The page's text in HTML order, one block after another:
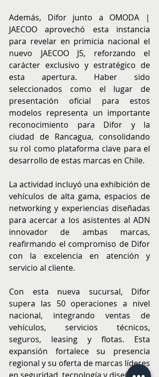
Además, Difor junto a OMODA |
JAECOO aprovechó esta instancia
para revelar en primicia nacional el
nuevo JAECOO J5, reforzando el
carácter exclusivo y estratégico de
esta apertura. Haber sido
seleccionados como el lugar de
presentación oficial para estos
modelos representa un importante
reconocimiento para Difor y la
ciudad de Rancagua, consolidando
su rol como plataforma clave para el
desarrollo de estas marcas en Chile.
La actividad incluyó una exhibición de
vehículos de alta gama, espacios de
networking y experiencias diseñadas
para acercar a los asistentes al ADN
innovador de ambas marcas,
reafirmando el compromiso de Difor
con la excelencia en atención y
servicio al cliente.
Con esta nueva sucursal, Difor
supera las 50 operaciones a nivel
nacional, integrando ventas de
vehículos, servicios técnicos,
seguros, leasing y flotas. Esta
expansión fortalece su presencia
regional y su oferta de marcas líderes